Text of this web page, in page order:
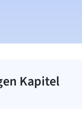
Kapitel